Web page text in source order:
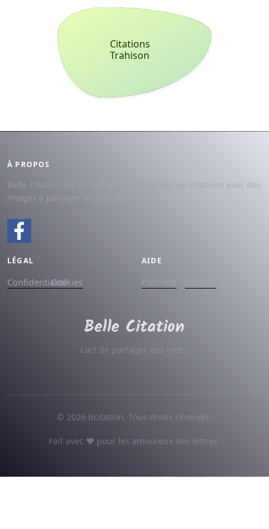
Citations
Trahison
À PROPOS
Belle Citation est un site avec des milliers de citations avec des
images à partager et à dédier.
LÉGAL
ConfidentialitéCookies
AIDE
Partners
L'art de partager des mots.
© 2026 bcitation. Tous droits réservés.
Fait avec ♥ pour les amoureux des lettres.